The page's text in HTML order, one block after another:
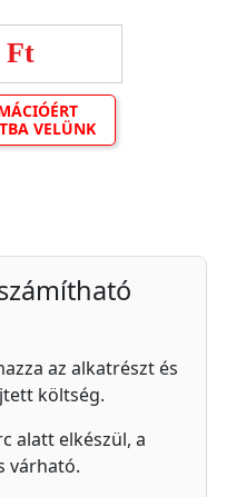
Ft
VELÜNK
az alkatrészt és
költség.
alatt elkészül, a
várható.